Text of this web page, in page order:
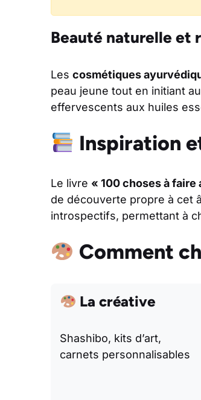
Beauté naturelle et
Les cosmétiques
peau jeune tout en initiant
effervescents aux huiles
Inspiration
Le livre « 100 choses à faire
de découverte propre à cet
introspectifs, permettant à
Comment
La créative
Shashibo, kits d’art,
carnets personnalisables